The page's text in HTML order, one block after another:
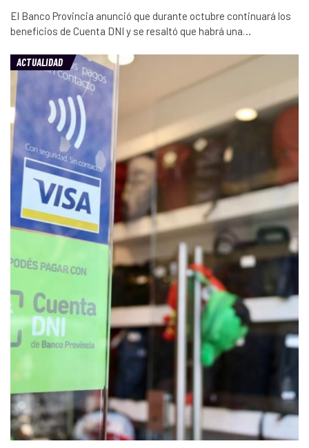
El Banco Provincia anunció que durante octubre continuará los
beneficios de Cuenta DNI y se resaltó que habrá una…
ACTUALIDAD